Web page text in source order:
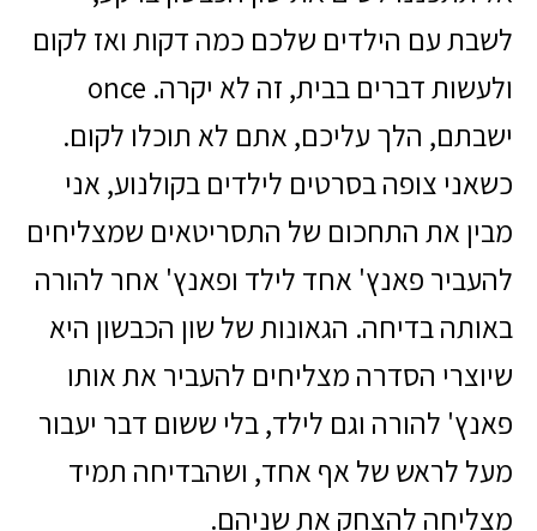
לשבת עם הילדים שלכם כמה דקות ואז לקום
ולעשות דברים בבית, זה לא יקרה. once
ישבתם, הלך עליכם, אתם לא תוכלו לקום.
כשאני צופה בסרטים לילדים בקולנוע, אני
מבין את התחכום של התסריטאים שמצליחים
להעביר פאנץ' אחד לילד ופאנץ' אחר להורה
באותה בדיחה. הגאונות של שון הכבשון היא
שיוצרי הסדרה מצליחים להעביר את אותו
פאנץ' להורה וגם לילד, בלי ששום דבר יעבור
מעל לראש של אף אחד, ושהבדיחה תמיד
מצליחה להצחק את שניהם.